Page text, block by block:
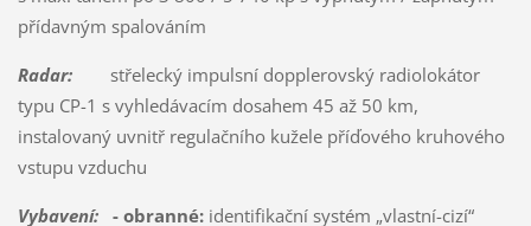
přídavným spalováním
Radar:střelecký impulsní dopplerovský radiolokátor
typu CP-1 s vyhledávacím dosahem 45 až 50 km,
instalovaný uvnitř regulačního kužele příďového kruhového
vstupu vzduchu
Vybavení: - obranné:identifikační systém „vlastní-cizí“